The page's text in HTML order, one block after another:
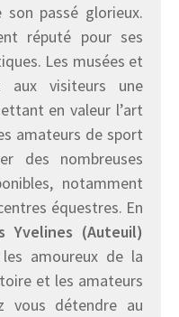
passé glorieux.
réputé pour ses
Les musées et
aux visiteurs une
en valeur l’art
amateurs de sport
des nombreuses
notamment
équestres. En
Yvelines (Auteuil)
amoureux de la
et les amateurs
vous détendre au